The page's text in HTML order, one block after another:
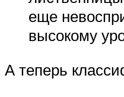
еще
высокому
А теперь